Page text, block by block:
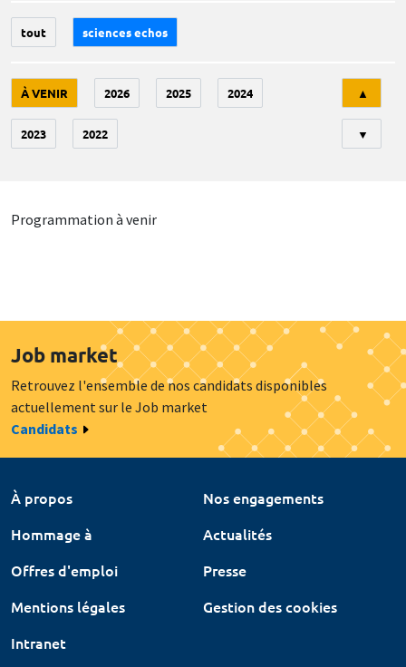
tout sciences echos
À VENIR 2026 2025 2024
2023 2022
▲
▼
Programmation à venir
Job market
Retrouvez l'ensemble de nos candidats disponibles
actuellement sur le Job market
Candidats
À propos
Nos engagements
Hommage à
Actualités
Offres d'emploi
Presse
Mentions légales
Gestion des cookies
Intranet